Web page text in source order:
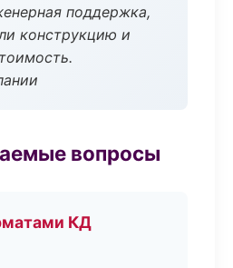
поддержка,
конструкцию и
вопросы
КД